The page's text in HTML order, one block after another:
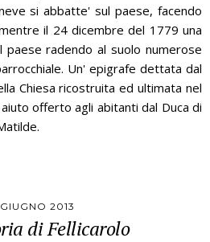
si abbatte' sul paese, facendo
il 24 dicembre del 1779 una
radendo al suolo numerose
Un' epigrafe dettata dal
Chiesa ricostruita ed ultimata nel
offerto agli abitanti dal Duca di
2013
di Fellicarolo